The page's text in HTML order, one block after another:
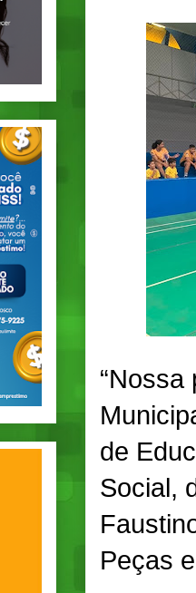
“Nossa
de
Social,
Peças